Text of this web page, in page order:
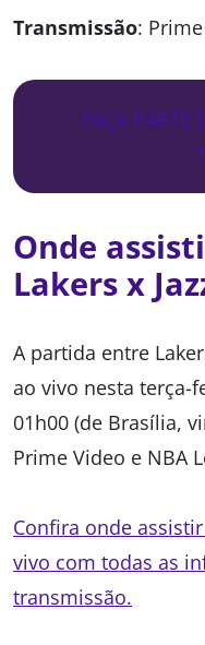
Transmissão:
FAÇA
Onde
Lakers x
A partida entre
ao vivo nesta terça-
01h00 (de Brasília,
Prime Video e NBA
Confira onde
vivo com todas as
transmissão.